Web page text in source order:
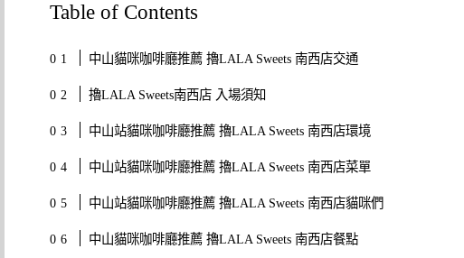
Table of Contents
中山貓咪咖啡廳推薦 擼LALA Sweets 南西店交通
擼LALA Sweets南西店 入場須知
中山站貓咪咖啡廳推薦 擼LALA Sweets 南西店環境
中山站貓咪咖啡廳推薦 擼LALA Sweets 南西店菜單
中山站貓咪咖啡廳推薦 擼LALA Sweets 南西店貓咪們
中山貓咪咖啡廳推薦 擼LALA Sweets 南西店餐點